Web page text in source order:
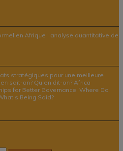
en Afrique : analyse quantitative de
stratégiques pour une meilleure
sait-on? Qu’en dit-on? Africa
for Better Governance: Where Do
Being Said?